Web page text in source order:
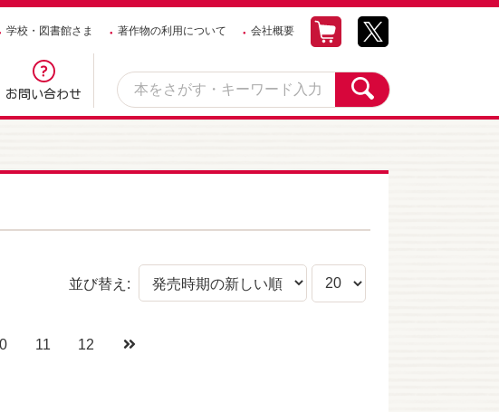
学校・図書館さま 著作物の利用について 会社概要
お問い合わせ
並び替え:
11 12